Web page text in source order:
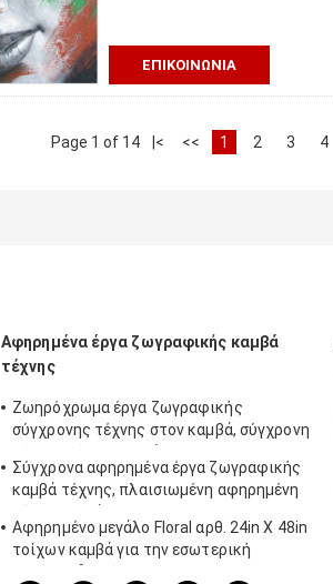
ΕΠΙΚΟΙΝΩΝΊΑ
Page 1 of 14 |< << 1 2 3 4
Αφηρημένα έργα ζωγραφικής καμβά
τέχνης
Ζωηρόχρωμα έργα ζωγραφικής
σύγχρονης τέχνης στον καμβά, σύγχρονη
Σύγχρονα αφηρημένα έργα ζωγραφικής
καμβά τέχνης, πλαισιωμένη αφηρημένη
Αφηρημένο μεγάλο Floral αρθ. 24in X 48in
τοίχων καμβά για την εσωτερική